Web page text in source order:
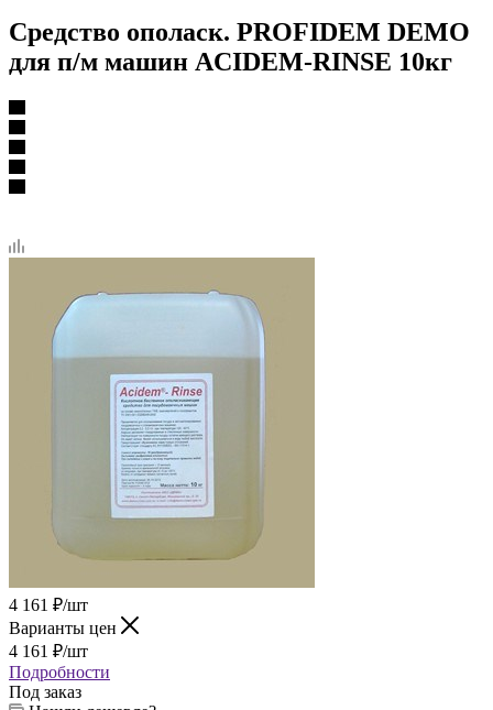
Средство ополаск. PROFIDEM DEMO
для п/м машин ACIDEM-RINSE 10кг
4 161 ₽/шт
Варианты цен
4 161 ₽/шт
Подробности
Под заказ